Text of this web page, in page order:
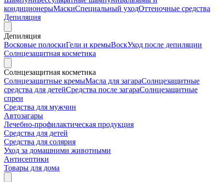
кондиционерыМаскиСпециальный уходОттеночные средства
Депиляция
Депиляция
Восковые полоскиГели и кремыВоскУход после депиляции
Солнцезащитная косметика
Солнцезащитная косметика
Солнцезащитные кремыМасла для загараСолнцезащитные
средства для детейСредства после загараСолнцезащитные
спреи
Средства для мужчин
Автозагары
Лечебно-профилактическая продукция
Средства для детей
Средства для солярия
Уход за домашними животными
Антисептики
Товары для дома